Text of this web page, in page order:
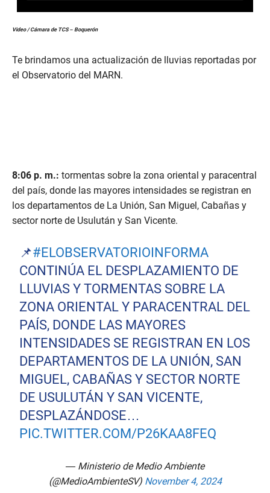
Video / Cámara de TCS – Boquerón
Te brindamos una actualización de lluvias reportadas por
el Observatorio del MARN.
8:06 p. m.: tormentas sobre la zona oriental y paracentral
del país, donde las mayores intensidades se registran en
los departamentos de La Unión, San Miguel, Cabañas y
sector norte de Usulután y San Vicente.
📌#ELOBSERVATORIOINFORMA
CONTINÚA EL DESPLAZAMIENTO DE
LLUVIAS Y TORMENTAS SOBRE LA
ZONA ORIENTAL Y PARACENTRAL DEL
PAÍS, DONDE LAS MAYORES
INTENSIDADES SE REGISTRAN EN LOS
DEPARTAMENTOS DE LA UNIÓN, SAN
MIGUEL, CABAÑAS Y SECTOR NORTE
DE USULUTÁN Y SAN VICENTE,
DESPLAZÁNDOSE…
PIC.TWITTER.COM/P26KAA8FEQ
— Ministerio de Medio Ambiente
(@MedioAmbienteSV) November 4, 2024